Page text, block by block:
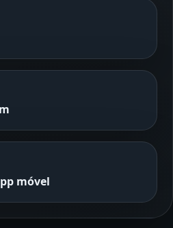
móvel